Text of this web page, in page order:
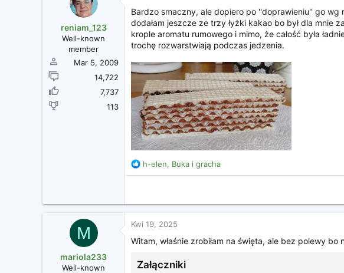
reniam_123
Well-known
member
Mar 5, 2009
14,722
7,737
113
Bardzo smaczny, ale dopiero po ''doprawieniu'' go
dodałam jeszcze ze trzy łyżki kakao bo był dla mnie
krople aromatu rumowego i mimo, że całość była
trochę rozwarstwiają podczas jedzenia.
R
e
c
e
:
h-elen, Buka i gracha
M
mariola233
Well-known
Kwi 19, 2025
Witam, właśnie zrobiłam na święta, ale bez polewy
Załączniki